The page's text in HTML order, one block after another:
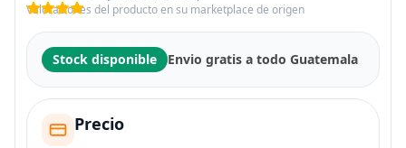
Valoraciones del producto en su marketplace de origen
Stock disponible Envio gratis a todo Guatemala
Precio